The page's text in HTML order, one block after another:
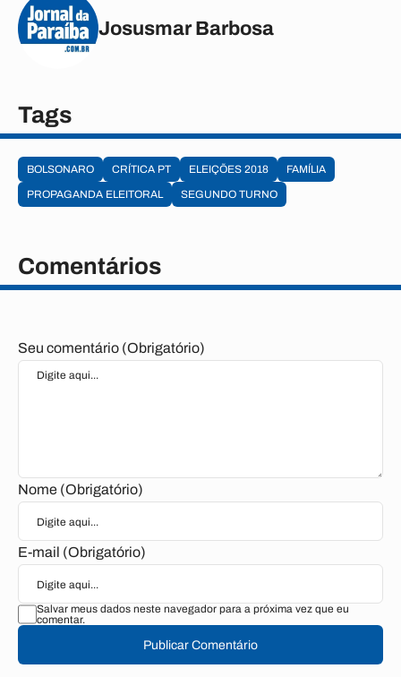
Josusmar Barbosa
Tags
BOLSONARO CRÍTICA PT ELEIÇÕES 2018
FAMÍLIA
PROPAGANDA ELEITORAL
SEGUNDO TURNO
Comentários
Seu comentário (Obrigatório)
Nome (Obrigatório)
E-mail (Obrigatório)
Salvar meus dados neste navegador para a próxima vez que eu
comentar.
Publicar Comentário